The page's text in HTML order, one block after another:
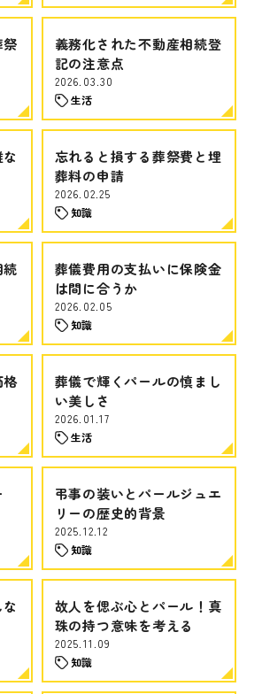
義務化された不動産相続登
記の注意点
2026.03.30
生活
忘れると損する葬祭費と埋
葬料の申請
2026.02.25
知識
葬儀費用の支払いに保険金
は間に合うか
2026.02.05
知識
格
葬儀で輝くパールの慎まし
い美しさ
2026.01.17
生活
弔事の装いとパールジュエ
リーの歴史的背景
2025.12.12
知識
故人を偲ぶ心とパール！真
珠の持つ意味を考える
2025.11.09
知識